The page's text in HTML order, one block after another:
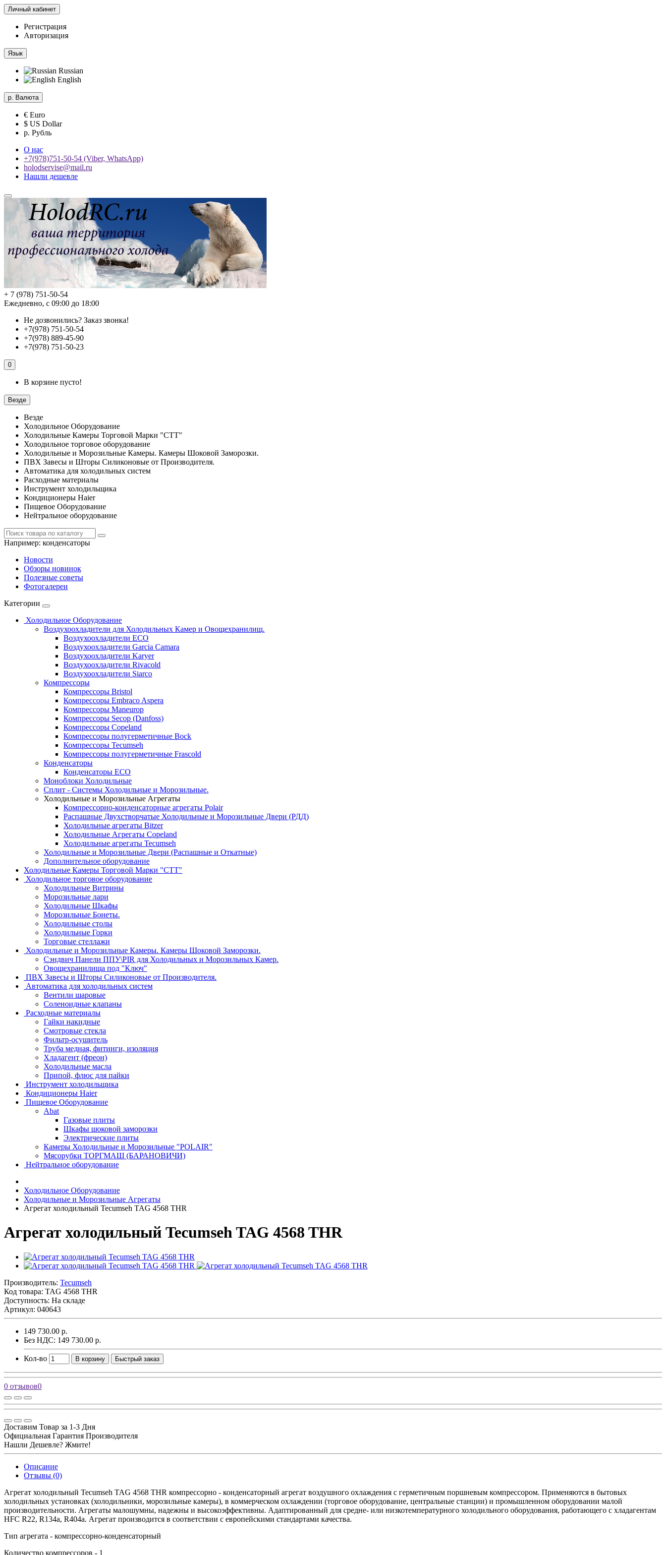
Личный кабинет
Регистрация
Авторизация
Язык
Russian
English
р. Валюта
€ Euro
$ US Dollar
р. Рубль
О нас
+7(978)751-50-54 (Viber, WhatsApp)
holodservise@mail.ru
Нашли дешевле
+ 7 (978) 751-50-54
Ежедневно, с 09:00 до 18:00
Не дозвонились? Заказ звонка!
+7(978) 751-50-54
+7(978) 889-45-90
+7(978) 751-50-23
0
В корзине пусто!
Везде
Везде
Холодильное Оборудование
Холодильные Камеры Торговой Марки "СТТ"
Холодильное торговое оборудование
Холодильные и Морозильные Камеры. Камеры Шоковой Заморозки.
ПВХ Завесы и Шторы Силиконовые от Производителя.
Автоматика для холодильных систем
Расходные материалы
Инструмент холодильщика
Кондиционеры Haier
Пищевое Оборудование
Нейтральное оборудование
Например: конденсаторы
Новости
Обзоры новинок
Полезные советы
Фотогалереи
Категории
Холодильное Оборудование
Воздухоохладители для Холодильных Камер и Овощехранилищ.
Воздухоохладители ECO
Воздухоохладители Garcia Camara
Воздухоохладители Karyer
Воздухоохладители Rivacold
Воздухоохладители Siarco
Компрессоры
Компрессоры Bristol
Компрессоры Embraco Aspera
Компрессоры Maneurop
Компрессоры Secop (Danfoss)
Компрессоры Copeland
Компрессоры полугерметичные Bock
Компрессоры Tecumseh
Компрессоры полугерметичные Frascold
Конденсаторы
Конденсаторы ECO
Моноблоки Холодильные
Сплит - Системы Холодильные и Морозильные.
Холодильные и Морозильные Агрегаты
Компрессорно-конденсаторные агрегаты Polair
Распашные Двухстворчатые Холодильные и Морозильные Двери (РДД)
Холодильные агрегаты Bitzer
Холодильные Агрегаты Copeland
Холодильные агрегаты Tecumseh
Холодильные и Морозильные Двери (Распашные и Откатные)
Дополнительное оборудование
Холодильные Камеры Торговой Марки "СТТ"
Холодильное торговое оборудование
Холодильные Витрины
Морозильные лари
Холодильные Шкафы
Морозильные Бонеты.
Холодильные столы
Холодильные Горки
Торговые стеллажи
Холодильные и Морозильные Камеры. Камеры Шоковой Заморозки.
Сэндвич Панели ППУ\PIR для Холодильных и Морозильных Камер.
Овощехранилища под "Ключ"
ПВХ Завесы и Шторы Силиконовые от Производителя.
Автоматика для холодильных систем
Вентили шаровые
Соленоидные клапаны
Расходные материалы
Гайки накидные
Смотровые стекла
Фильтр-осушитель
Труба медная, фитинги, изоляция
Хладагент (фреон)
Холодильные масла
Припой, флюс для пайки
Инструмент холодильщика
Кондиционеры Haier
Пищевое Оборудование
Abat
Газовые плиты
Шкафы шоковой заморозки
Электрические плиты
Камеры Холодильные и Морозильные "POLAIR"
Мясорубки ТОРГМАШ (БАРАНОВИЧИ)
Нейтральное оборудование
Холодильное Оборудование
Холодильные и Морозильные Агрегаты
Агрегат холодильный Tecumseh TAG 4568 THR
Агрегат холодильный Tecumseh TAG 4568 THR
Производитель: Tecumseh
Код товара: TAG 4568 THR
Доступность: На складе
Артикул: 040643
149 730.00 р.
Без НДС: 149 730.00 р.
Кол-во В корзину Быстрый заказ
0 отзывов0
Доставим Товар за 1-3 Дня
Официальная Гарантия Производителя
Нашли Дешевле? Жмите!
Описание
Отзывы (0)
Агрегат холодильный Tecumseh TAG 4568 THR компрессорно - конденсаторный агрегат воздушного охлаждения с герметичным поршневым компрессором. Применяются в бытовых
холодильных установках (холодильники, морозильные камеры), в коммерческом охлаждении (торговое оборудование, центральные станции) и промышленном оборудовании малой
производительности. Агрегаты малошумны, надежны и высокоэффективны. Адаптированный для средне- или низкотемпературного холодильного оборудования, работающего с хладагентам
HFC R22, R134a, R404a. Агрегат производится в соответствии с европейскими стандартами качества.
Тип агрегата - компрессорно-конденсаторный
Количество компрессоров - 1